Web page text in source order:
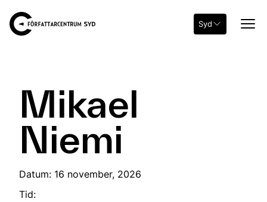
Syd
Mikael
Niemi
Datum: 16 november, 2026
Tid: